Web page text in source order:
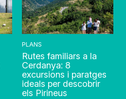
PLANS
Rutes familiars a la
Cerdanya: 8
excursions i paratges
ideals per descobrir
els Pirineus